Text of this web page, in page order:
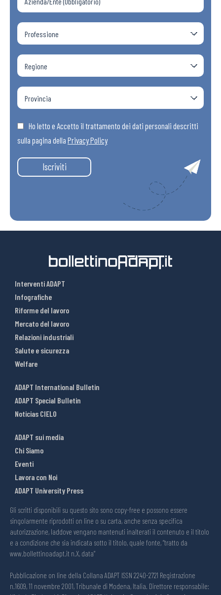
Ho letto e Accetto il trattamento dei dati personali descritti
sulla pagina della Privacy Policy
Iscriviti
Interventi ADAPT
Infografiche
Riforme del lavoro
Mercato del lavoro
Relazioni industriali
Salute e sicurezza
Welfare
ADAPT International Bulletin
ADAPT Special Bulletin
Noticias CIELO
ADAPT sui media
Chi Siamo
Eventi
Lavora con Noi
ADAPT University Press
Gli scritti disponibili su questo sito sono copy-free e possono essere
singolarmente riprodotti on line o su carta, anche senza specifica
autorizzazione, laddove vengano mantenuti inalterati il contenuto e il titolo
e a condizione che sia indicata sotto il titolo, quale fonte, “tratto da
www.bollettinoadapt.it n.X, data“
Pubblicazione on line della Collana ADAPT ISSN 2240-2721 Registrazione
n.1609, 11 novembre 2001, Tribunale di Modena, Italia. Direttore responsabile: